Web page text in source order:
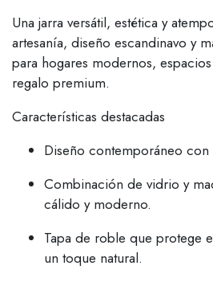
Una jarra versátil, estética y
artesanía, diseño escandinavo y
para hogares modernos,
regalo premium.
Características destacadas
Diseño contemporáneo con
Combinación de vidrio y
cálido y moderno.
Tapa de roble que protege
un toque natural.